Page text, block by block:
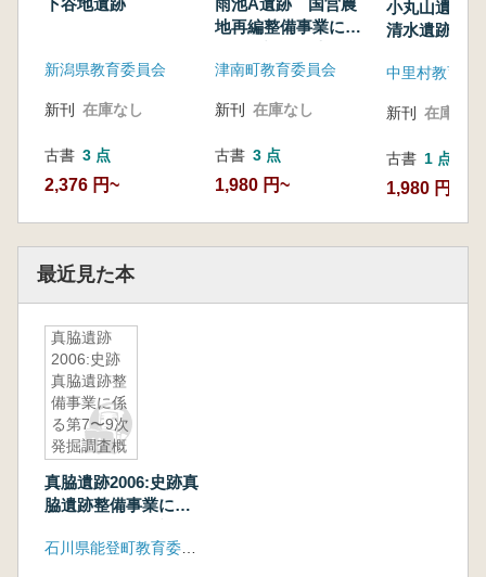
下谷地遺跡
新潟県教育委員会
新刊 在庫なし
古書 3 点
2,376 円~
雨池A遺跡 国営農
地再編整備事業に伴
津南町教育委員会
新刊 在庫なし
古書 3 点
1,980 円~
小丸山遺跡
清水遺跡
中里村教育委
新刊 在庫なし
古書 1 点
1,980 円
最近見た本
真脇遺跡
2006:史跡
真脇遺跡整
備事業に係
る第7〜9次
発掘調査概
真脇遺跡2006:史跡真
脇遺跡整備事業に係
概報